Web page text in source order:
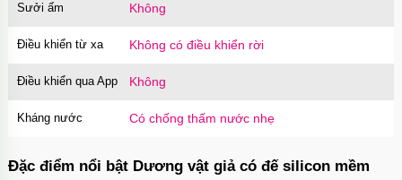
Sưởi ấm Không
Điều khiển từ xa Không có điều khiển rời
Điều khiển qua App Không
Kháng nước Có chống thấm nước nhẹ
Đặc điểm nổi bật Dương vật giả có đế silicon mềm